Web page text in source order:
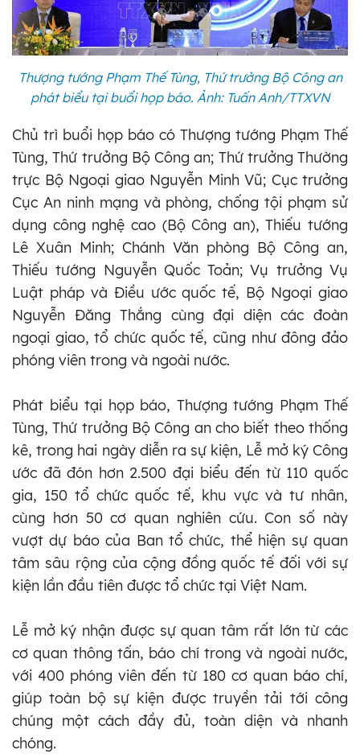
Thượng tướng Phạm Thế Tùng, Thứ trưởng Bộ Công an
phát biểu tại buổi họp báo. Ảnh: Tuấn Anh/TTXVN
Chủ trì buổi họp báo có Thượng tướng Phạm Thế
Tùng, Thứ trưởng Bộ Công an; Thứ trưởng Thường
trực Bộ Ngoại giao Nguyễn Minh Vũ; Cục trưởng
Cục An ninh mạng và phòng, chống tội phạm sử
dụng công nghệ cao (Bộ Công an), Thiếu tướng
Lê Xuân Minh; Chánh Văn phòng Bộ Công an,
Thiếu tướng Nguyễn Quốc Toản; Vụ trưởng Vụ
Luật pháp và Điều ước quốc tế, Bộ Ngoại giao
Nguyễn Đăng Thắng cùng đại diện các đoàn
ngoại giao, tổ chức quốc tế, cũng như đông đảo
phóng viên trong và ngoài nước.
Phát biểu tại họp báo, Thượng tướng Phạm Thế
Tùng, Thứ trưởng Bộ Công an cho biết theo thống
kê, trong hai ngày diễn ra sự kiện, Lễ mở ký Công
ước đã đón hơn 2.500 đại biểu đến từ 110 quốc
gia, 150 tổ chức quốc tế, khu vực và tư nhân,
cùng hơn 50 cơ quan nghiên cứu. Con số này
vượt dự báo của Ban tổ chức, thể hiện sự quan
tâm sâu rộng của cộng đồng quốc tế đối với sự
kiện lần đầu tiên được tổ chức tại Việt Nam.
Lễ mở ký nhận được sự quan tâm rất lớn từ các
cơ quan thông tấn, báo chí trong và ngoài nước,
với 400 phóng viên đến từ 180 cơ quan báo chí,
giúp toàn bộ sự kiện được truyền tải tới công
chúng một cách đầy đủ, toàn diện và nhanh
chóng.